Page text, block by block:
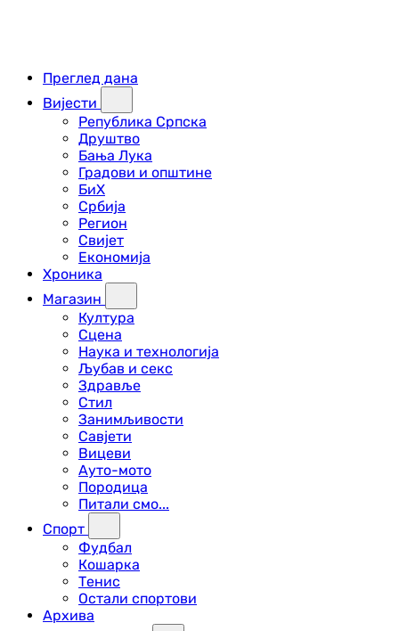
Преглед дана
Вијести
Република Српска
Друштво
Бања Лука
Градови и општине
БиХ
Србија
Регион
Свијет
Економија
Хроника
Магазин
Култура
Сцена
Наука и технологија
Љубав и секс
Здравље
Стил
Занимљивости
Савјети
Вицеви
Ауто-мото
Породица
Питали смо...
Спорт
Фудбал
Кошарка
Тенис
Остали спортови
Архива